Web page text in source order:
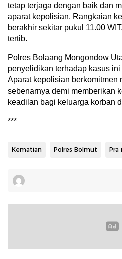
tetap terjaga dengan baik dan
aparat kepolisian. Rangkaian
berakhir sekitar pukul 11.00
tertib.
Polres Bolaang Mongondow
penyelidikan terhadap kasus
Aparat kepolisian berkomitmen
sebenarnya demi memberikan
keadilan bagi keluarga korban
***
Kematian Polres Bolmut Pra